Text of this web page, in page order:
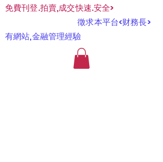
免費刊登.拍賣,成交快速.安全>
​徵求本平台<财務長>
有網站,金融管理經驗